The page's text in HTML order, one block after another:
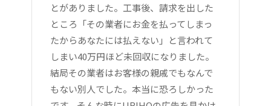
とがありました。工事後、請求を出した
ところ「その業者にお金を払ってしまっ
たからあなたには払えない」と言われて
しまい40万円ほど未回収になりました。
結局その業者はお客様の親戚でもなんで
もない別人でした。本当に恐ろしかった